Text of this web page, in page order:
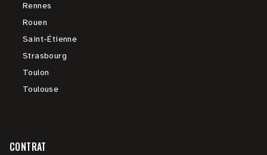
Rennes
Rouen
Saint-Étienne
Strasbourg
Toulon
Toulouse
CONTRAT